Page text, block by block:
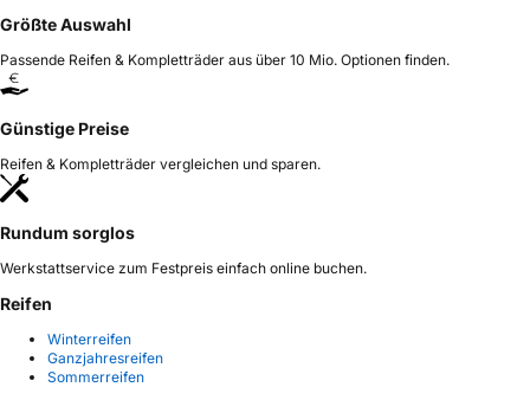
Größte Auswahl
Passende Reifen & Kompletträder aus über 10 Mio. Optionen finden.
Günstige Preise
Reifen & Kompletträder vergleichen und sparen.
Rundum sorglos
Werkstattservice zum Festpreis einfach online buchen.
Reifen
Winterreifen
Ganzjahresreifen
Sommerreifen